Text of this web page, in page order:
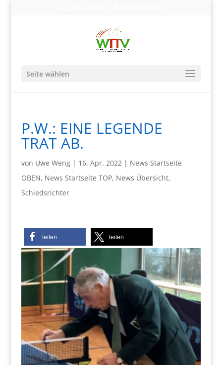
Seite wählen
P.W.: EINE LEGENDE
TRAT AB.
von Uwe Weng| 16. Apr. 2022| News Startseite
OBEN, News Startseite TOP, News Übersicht,
Schiedsrichter
teilen teilen